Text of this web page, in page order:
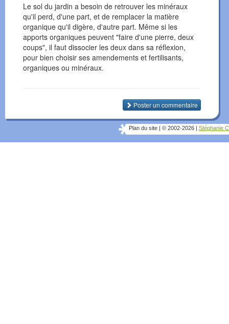
Le sol du jardin a besoin de retrouver les minéraux
qu'il perd, d'une part, et de remplacer la matière
organique qu'il digère, d'autre part. Même si les
apports organiques peuvent "faire d'une pierre, deux
coups", il faut dissocier les deux dans sa réflexion,
pour bien choisir ses amendements et fertilisants,
organiques ou minéraux.
Poster un commentaire
Plan du site | © 2002-2026 | Stéphanie C